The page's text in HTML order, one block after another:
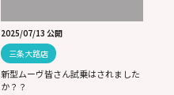
2025/07/13 公開
三条大路店
新型ムーヴ皆さん試乗はされました
か？？